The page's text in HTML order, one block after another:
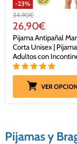
-23%
Precio
original
34,90€
Precio
actual
26,90€
Pijama Antipañal
Corta Unisex | Pijama
Adultos con
VER
Pijamas y